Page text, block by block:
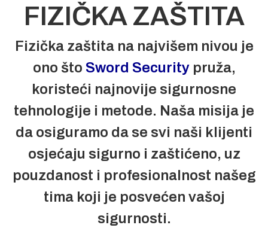
FIZIČKA ZAŠTITA
Fizička zaštita na najvišem nivou je
ono što Sword Securitypruža,
koristeći najnovije sigurnosne
tehnologije i metode. Naša misija je
da osiguramo da se svi naši klijenti
osjećaju sigurno i zaštićeno, uz
pouzdanost i profesionalnost našeg
tima koji je posvećen vašoj
sigurnosti.